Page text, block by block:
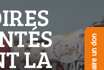
LA Faire un don